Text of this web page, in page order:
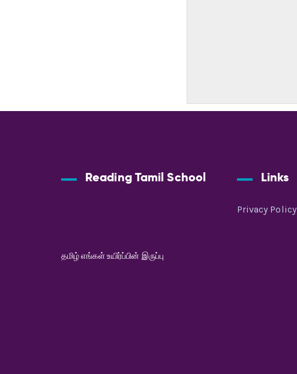
Reading Tamil School
தமிழ் எங்கள் உயிர்ப்பின் இருப்பு
Links
Privacy Policy